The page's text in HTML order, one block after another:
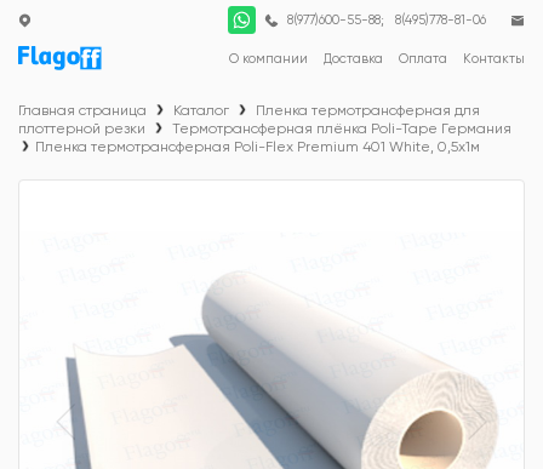
О компании Доставка Оплата Контакты
8(977)600-55-88; 8(495)778-81-06
Главная страница Каталог
Пленка термотрансферная для
плоттерной резки
Термотрансферная плёнка Poli-Tape Германия
Пленка термотрансферная Poli-Flex Premium 401 White, 0,5х1м